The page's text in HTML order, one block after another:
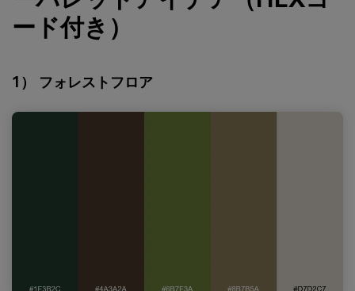
ード付き）
1） フォレストフロア